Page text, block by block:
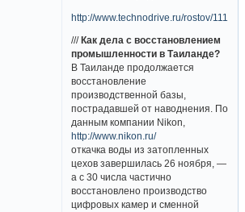
http://www.technodrive.ru/rostov/
/// Как дела с восстановлением
промышленности в Таиланде?
В Таиланде продолжается
восстановление
производственной базы,
пострадавшей от наводнения. По
данным компании Nikon,
http://www.nikon.ru/
откачка воды из затопленных
цехов завершилась 26 ноября, —
а с 30 числа частично
восстановлено производство
цифровых камер и сменной